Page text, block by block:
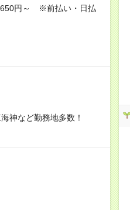
円～ ※前払い・日払
神など勤務地多数！